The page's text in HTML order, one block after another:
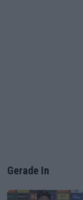
Gerade In